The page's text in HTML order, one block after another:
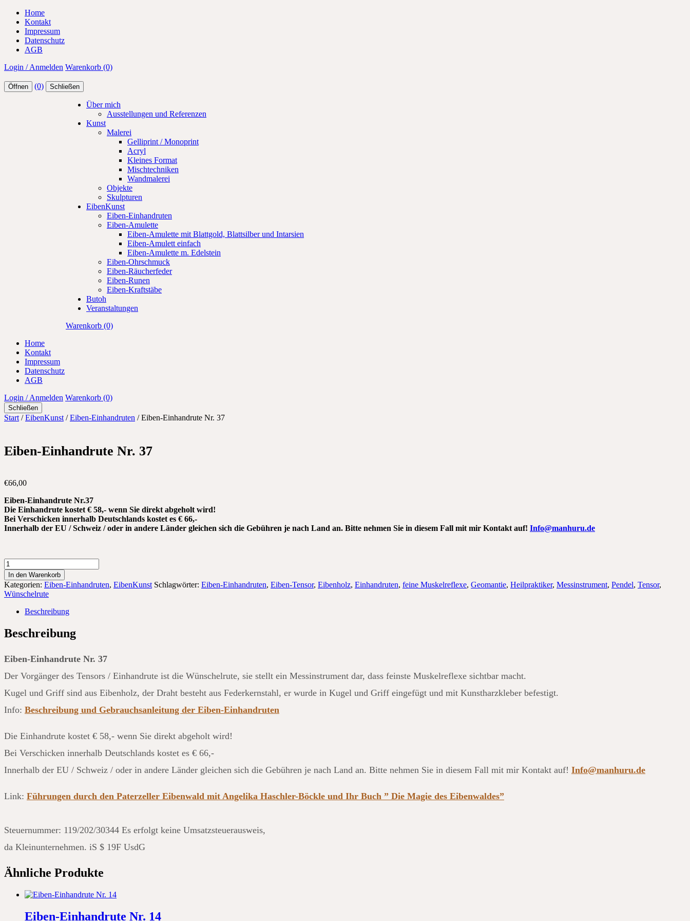
Home
Kontakt
Impressum
Datenschutz
AGB
Login / Anmelden Warenkorb (0)
Öffnen (0) Schließen
Über mich
Ausstellungen und Referenzen
Kunst
Malerei
Gelliprint / Monoprint
Acryl
Kleines Format
Mischtechniken
Wandmalerei
Objekte
Skulpturen
EibenKunst
Eiben-Einhandruten
Eiben-Amulette
Eiben-Amulette mit Blattgold, Blattsilber und Intarsien
Eiben-Amulett einfach
Eiben-Amulette m. Edelstein
Eiben-Ohrschmuck
Eiben-Räucherfeder
Eiben-Runen
Eiben-Kraftstäbe
Butoh
Veranstaltungen
Warenkorb (0)
Home
Kontakt
Impressum
Datenschutz
AGB
Login / Anmelden Warenkorb (0)
Schließen
Start /EibenKunst /Eiben-Einhandruten / Eiben-Einhandrute Nr. 37
Eiben-Einhandrute Nr. 37
€66,00
Eiben-Einhandrute Nr.37
Die Einhandrute kostet € 58,- wenn Sie direkt abgeholt wird!
Bei Verschicken innerhalb Deutschlands kostet es € 66,-
Innerhalb der EU / Schweiz / oder in andere Länder gleichen sich die Gebühren je nach Land an. Bitte nehmen Sie in diesem Fall mit mir Kontakt auf! Info@manhuru.de
Eiben-
Einhandrute
Nr.
37
Menge
In den Warenkorb
Kategorien: Eiben-Einhandruten, EibenKunst Schlagwörter: Eiben-Einhandruten, Eiben-Tensor, Eibenholz, Einhandruten, feine Muskelreflexe, Geomantie, Heilpraktiker, Messinstrument, Pendel, Tensor,
Wünschelrute
Beschreibung
Beschreibung
Eiben-Einhandrute Nr. 37
Der Vorgänger des Tensors / Einhandrute ist die Wünschelrute, sie stellt ein Messinstrument dar, dass feinste Muskelreflexe sichtbar macht.
Kugel und Griff sind aus Eibenholz, der Draht besteht aus Federkernstahl, er wurde in Kugel und Griff eingefügt und mit Kunstharzkleber befestigt.
Info: Beschreibung und Gebrauchsanleitung der Eiben-Einhandruten
Die Einhandrute kostet € 58,- wenn Sie direkt abgeholt wird!
Bei Verschicken innerhalb Deutschlands kostet es € 66,-
Innerhalb der EU / Schweiz / oder in andere Länder gleichen sich die Gebühren je nach Land an. Bitte nehmen Sie in diesem Fall mit mir Kontakt auf! Info@manhuru.de
Link: Führungen durch den Paterzeller Eibenwald mit Angelika Haschler-Böckle und Ihr Buch ” Die Magie des Eibenwaldes”
Steuernummer: 119/202/30344 Es erfolgt keine Umsatzsteuerausweis,
da Kleinunternehmen. iS $ 19F UsdG
Ähnliche Produkte
Eiben-Einhandrute Nr. 14